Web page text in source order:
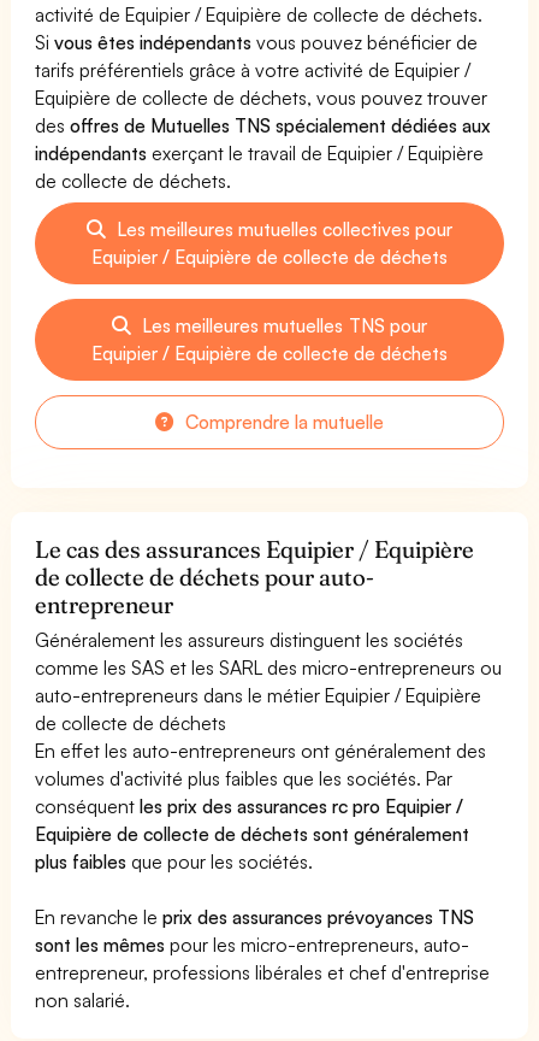
activité de Equipier / Equipière de collecte de déchets.
Sivous êtes indépendants vous pouvez bénéficier de
tarifs préférentiels grâce à votre activité de Equipier /
Equipière de collecte de déchets, vous pouvez trouver
desoffres de Mutuelles TNS spécialement dédiées aux
indépendants exerçant le travail de Equipier / Equipière
de collecte de déchets.
Les meilleures mutuelles collectives pour
Equipier / Equipière de collecte de déchets
Les meilleures mutuelles TNS pour
Equipier / Equipière de collecte de déchets
Comprendre la mutuelle
Le cas des assurances Equipier / Equipière
de collecte de déchets pour auto-
entrepreneur
Généralement les assureurs distinguent les sociétés
comme les SAS et les SARL des micro-entrepreneurs ou
auto-entrepreneurs dans le métier Equipier / Equipière
de collecte de déchets
En effet les auto-entrepreneurs ont généralement des
volumes d'activité plus faibles que les sociétés. Par
conséquentles prix des assurances rc pro Equipier /
Equipière de collecte de déchets sont généralement
plus faibles que pour les sociétés.
En revanche leprix des assurances prévoyances TNS
sont les mêmes pour les micro-entrepreneurs, auto-
entrepreneur, professions libérales et chef d'entreprise
non salarié.